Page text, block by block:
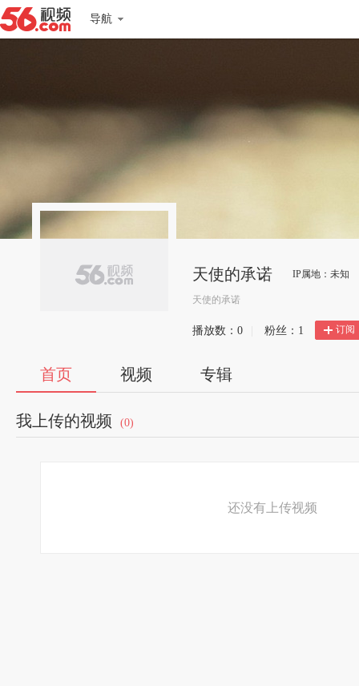
导航
天使的承诺 IP属地：未知
天使的承诺
播放数： 0 粉丝： 1 订阅
首页 视频 专辑
我上传的视频 (0)
还没有上传视频